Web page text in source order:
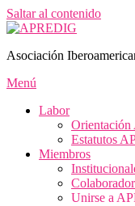
Saltar al contenido
Asociación
Menú
Labor
Estatutos
Miembros
Unirse a